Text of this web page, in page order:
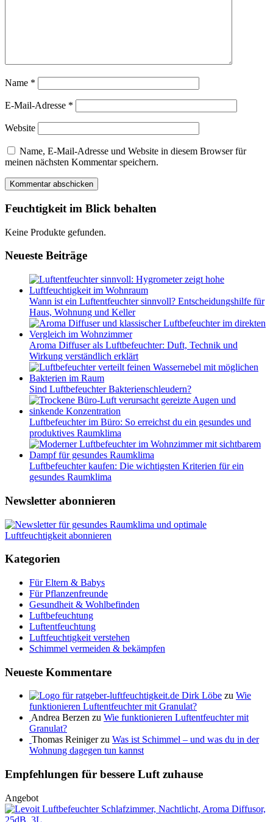
Name *
E-Mail-Adresse *
Website
Name, E-Mail-Adresse und Website in diesem Browser für
meinen nächsten Kommentar speichern.
Feuchtigkeit im Blick behalten
Keine Produkte gefunden.
Neueste Beiträge
Wann ist ein Luftentfeuchter sinnvoll? Entscheidungshilfe für
Haus, Wohnung und Keller
Aroma Diffuser als Luftbefeuchter: Duft, Technik und
Wirkung verständlich erklärt
Sind Luftbefeuchter Bakterienschleudern?
Luftbefeuchter im Büro: So erreichst du ein gesundes und
produktives Raumklima
Luftbefeuchter kaufen: Die wichtigsten Kriterien für ein
gesundes Raumklima
Newsletter abonnieren
Kategorien
Für Eltern & Babys
Für Pflanzenfreunde
Gesundheit & Wohlbefinden
Luftbefeuchtung
Luftentfeuchtung
Luftfeuchtigkeit verstehen
Schimmel vermeiden & bekämpfen
Neueste Kommentare
Dirk Löbe zu Wie
funktionieren Luftentfeuchter mit Granulat?
Andrea Berzen zu Wie funktionieren Luftentfeuchter mit
Granulat?
Thomas Reiniger zu Was ist Schimmel – und was du in der
Wohnung dagegen tun kannst
Empfehlungen für bessere Luft zuhause
Angebot